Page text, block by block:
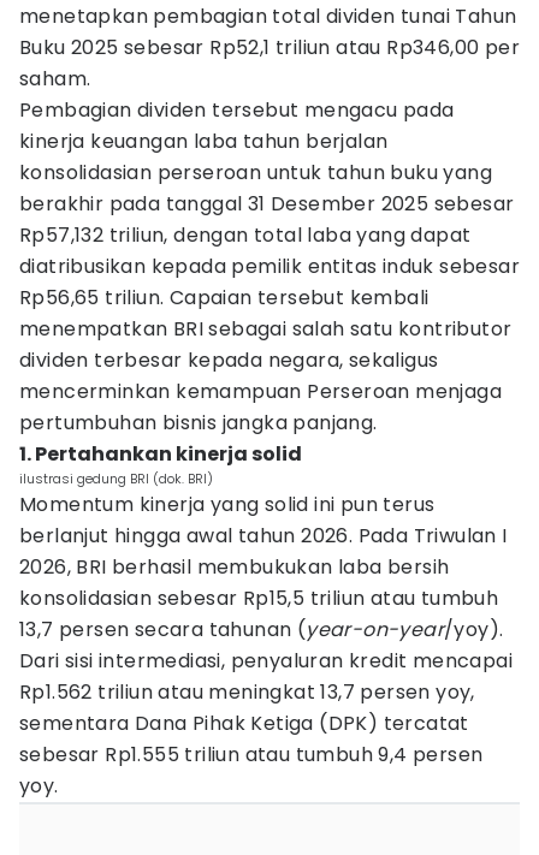
menetapkan pembagian total dividen tunai Tahun
Buku 2025 sebesar Rp52,1 triliun atau Rp346,00 per
saham.
Pembagian dividen tersebut mengacu pada
kinerja keuangan laba tahun berjalan
konsolidasian perseroan untuk tahun buku yang
berakhir pada tanggal 31 Desember 2025 sebesar
Rp57,132 triliun, dengan total laba yang dapat
diatribusikan kepada pemilik entitas induk sebesar
Rp56,65 triliun. Capaian tersebut kembali
menempatkan BRI sebagai salah satu kontributor
dividen terbesar kepada negara, sekaligus
mencerminkan kemampuan Perseroan menjaga
pertumbuhan bisnis jangka panjang.
1. Pertahankan kinerja solid
ilustrasi gedung BRI (dok. BRI)
Momentum kinerja yang solid ini pun terus
berlanjut hingga awal tahun 2026. Pada Triwulan I
2026, BRI berhasil membukukan laba bersih
konsolidasian sebesar Rp15,5 triliun atau tumbuh
13,7 persen secara tahunan (year-on-year/yoy).
Dari sisi intermediasi, penyaluran kredit mencapai
Rp1.562 triliun atau meningkat 13,7 persen yoy,
sementara Dana Pihak Ketiga (DPK) tercatat
sebesar Rp1.555 triliun atau tumbuh 9,4 persen
yoy.